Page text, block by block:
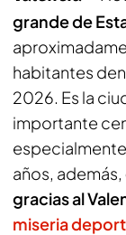
grande de
habitantes
2026. Es la
importante
especialmente
años, además,
gracias al
miseria